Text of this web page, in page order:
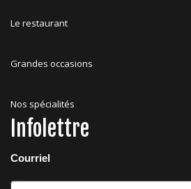
Le restaurant
Grandes occasions
Nos spécialités
Infolettre
Courriel